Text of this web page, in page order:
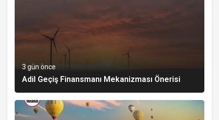
3 gün önce
Adil Geçiş Finansmanı Mekanizması Önerisi